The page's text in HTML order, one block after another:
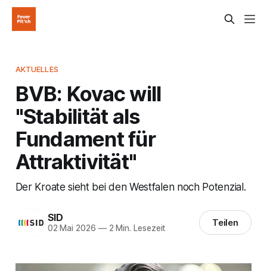
AKTUELLES
BVB: Kovac will
"Stabilität als
Fundament für
Attraktivität"
Der Kroate sieht bei den Westfalen noch Potenzial.
SID
02 Mai 2026 —2 Min. Lesezeit Teilen